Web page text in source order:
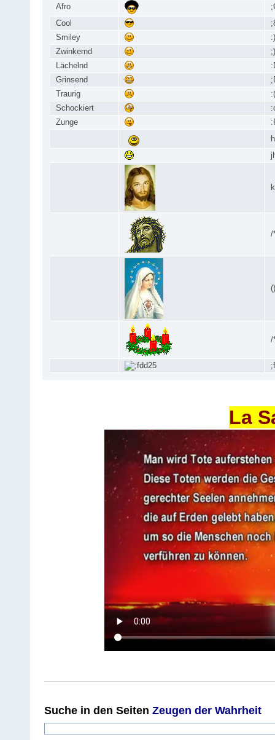
Afro
Cool
Smiley
:)
Zwinkernd
;)
Lächelnd
Grinsend
Traurig
:(
Schockiert
Zunge
/
/
La
Suche in den Seiten Zeugen der Wahrheit